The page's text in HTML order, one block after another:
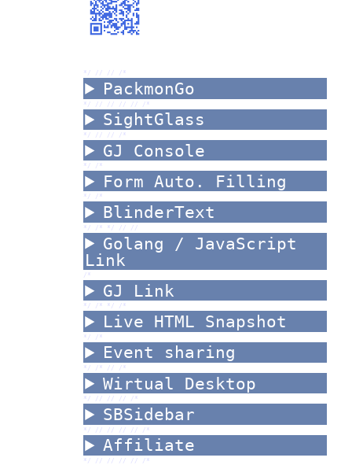
*/ // // /*
PackmonGo
*/ // // // // /*
SightGlass
*/ // // /*
GJ Console
*/ /*
Form Auto. Filling
*/ /*
BlinderText
*/ /* */ // //
Golang / JavaScript
Link
/*
GJ Link
*/ /* */ /*
Live HTML Snapshot
*/ /*
Event sharing
*/ /* // /*
Wirtual Desktop
*/ // // // /*
SBSidebar
*/ // // // // /*
Affiliate
*/ // // // // /*